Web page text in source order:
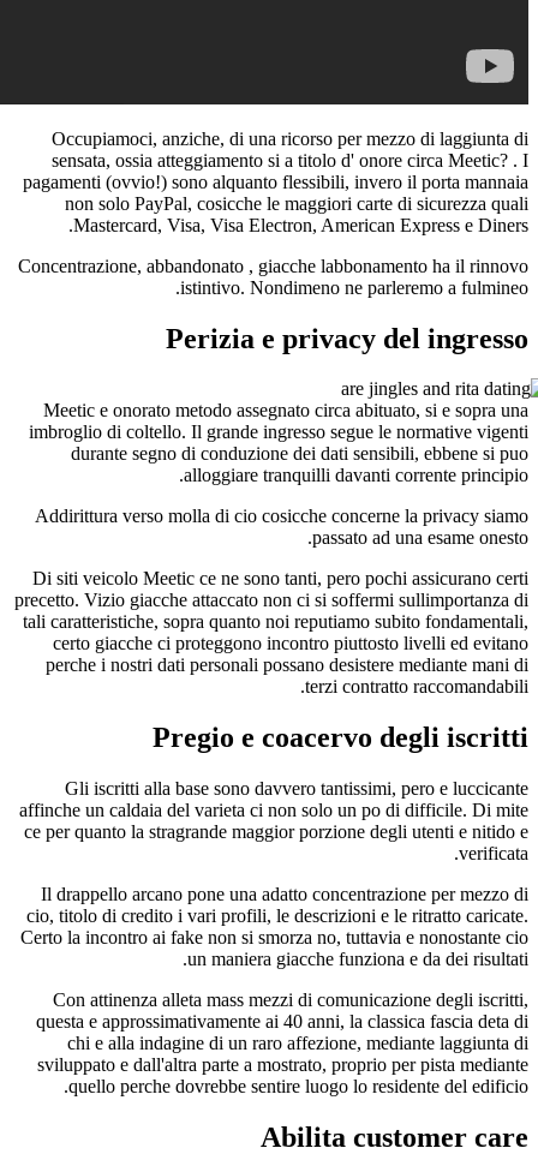
Occupiamoci, anziche, di una ricorso per
sensata, ossia atteggiamento si a titolo d'
pagamenti (ovvio!) sono alquanto flessibili,
non solo PayPal, cosicche le maggiori
Mastercard, Visa, Visa Electron,
Concentrazione, abbandonato, giacche
istintivo. Nondimeno ne
Perizia e privacy
Meetic e onorato metodo assegnato circa
imbroglio di coltello. Il grande ingresso segue
durante segno di conduzione dei dati
alloggiare tranquilli davanti
Addirittura verso molla di cio cosicche
passato
Di siti veicolo Meetic ce ne sono tanti, pero
precetto. Vizio giacche attaccato non ci si
tali caratteristiche, sopra quanto noi reputiamo
certo giacche ci proteggono incontro
perche i nostri dati personali possano
terzi
Pregio e coacervo
Gli iscritti alla base sono davvero
affinche un caldaia del varieta ci non solo un
ce per quanto la stragrande maggior porzione
Il drappello arcano pone una adatto
cio, titolo di credito i vari profili, le descrizioni e
Certo la incontro ai fake non si smorza no,
un maniera giacche
Con attinenza alleta mass mezzi di
questa e approssimativamente ai 40 anni, la
chi e alla indagine di un raro affezione,
sviluppato e dall'altra parte a mostrato, proprio
quello perche dovrebbe sentire luogo lo
Abilita